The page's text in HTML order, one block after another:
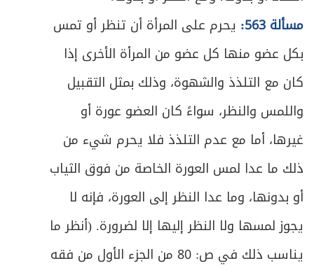
مسألة 563:
يحرم على المرأة أن تنظر أو تمس
بكل عضو منها كل عضو من المرأة الأخرى إذا
كان مع التلذذ والشهوة، وذلك بمثل التقبيل
واللمس والنظر، سواءً كان العضو عورة أو
غيرها، أما مع عدم التلذذ فلا يحرم شيء من
ذلك ما عدا لمس العورة الخاصة من فوق الثياب
أو بدونها، وما عدا النظر إلى العورة، فإنه لا
يجوز لمسها ولا النظر إليها إلا لضرورة. (أنظر ما
يناسب ذلك في ص: 80 من الجزء الأول من فقه